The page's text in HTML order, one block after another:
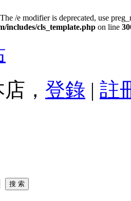
/e modifier is deprecated, use
includes/cls_template.php on line
， 登錄 | 註